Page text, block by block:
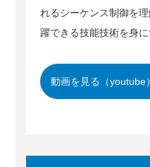
れるシーケンス制御を
躍できる技能技術を身に
動画を見る（youtube）